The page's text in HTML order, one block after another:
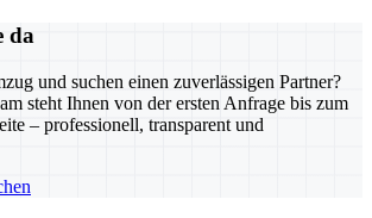
da
und suchen einen zuverlässigen Partner?
steht Ihnen von der ersten Anfrage bis zum
– professionell, transparent und